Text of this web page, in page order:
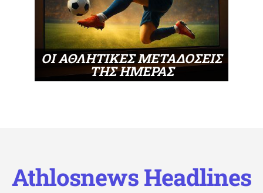
ΟΙ ΑΘΛΗΤΙΚΕΣ ΜΕΤΑΔΟΣΕΙΣ
ΤΗΣ ΗΜΕΡΑΣ
Athlosnews Headlines